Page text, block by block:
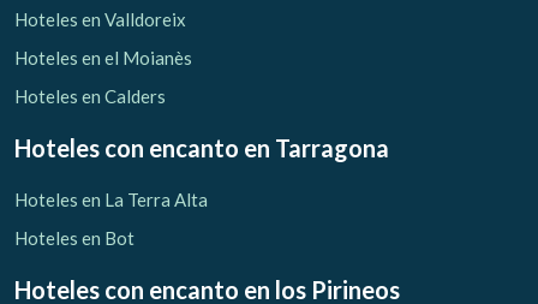
Hoteles en Valldoreix
Hoteles en el Moianès
Hoteles en Calders
Hoteles con encanto en Tarragona
Hoteles en La Terra Alta
Hoteles en Bot
Hoteles con encanto en los Pirineos